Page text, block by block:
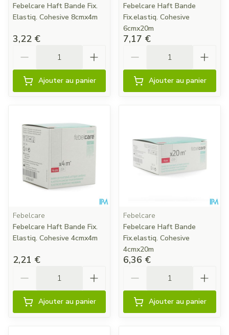
Febelcare Haft Bande Fix.
Elastiq. Cohesive 8cmx4m
3,22 €
Ajouter au panier
Febelcare Haft Bande
Fix.elastiq. Cohesive
6cmx20m
7,17 €
Ajouter au panier
Febelcare
Febelcare Haft Bande Fix.
Elastiq. Cohesive 4cmx4m
2,21 €
Ajouter au panier
Febelcare
Febelcare Haft Bande
Fix.elastiq. Cohesive
4cmx20m
6,36 €
Ajouter au panier